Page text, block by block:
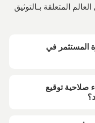
المتعلقة بـالتوثيق
المستثمر في
صلاحية توقيع